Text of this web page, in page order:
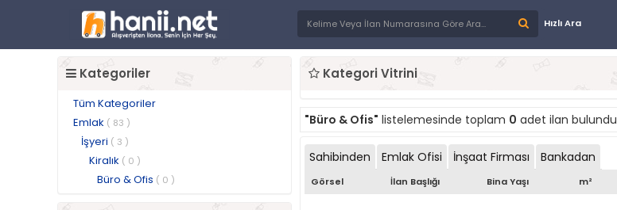
Hızlı Ara
Kategoriler
Tüm Kategoriler
Emlak ( 83 )
İşyeri ( 3 )
Kiralık ( 0 )
Büro & Ofis ( 0 )
Kategori Vitrini
"Büro & Ofis" listelemesinde toplam 0 adet ilan bulundu
Sahibinden Emlak Ofisi İnşaat Firması Bankadan
Görsel İlan Başlığı Bina Yaşı m²